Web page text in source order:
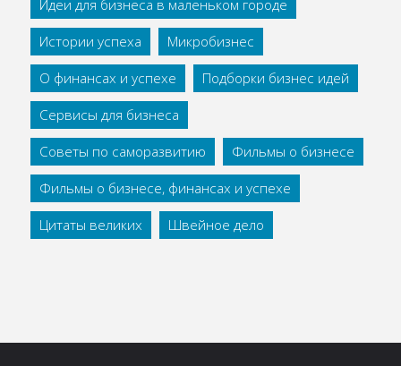
Идеи для бизнеса в маленьком городе
Истории успеха
Микробизнес
О финансах и успехе
Подборки бизнес идей
Сервисы для бизнеса
Советы по саморазвитию
Фильмы о бизнесе
Фильмы о бизнесе, финансах и успехе
Цитаты великих
Швейное дело